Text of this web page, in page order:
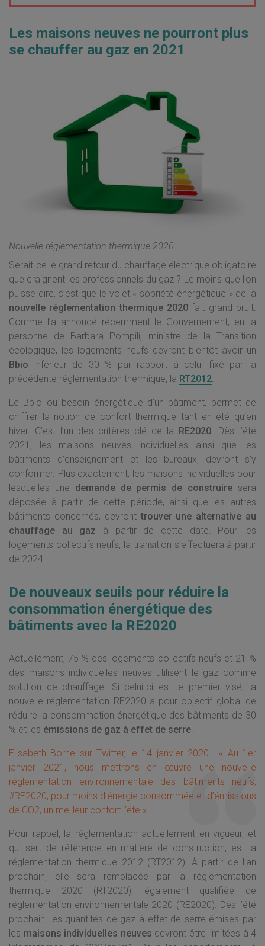
Les maisons neuves ne pourront plus
se chauffer au gaz en 2021
Nouvelle réglementation thermique 2020.
Serait-ce le grand retour du chauffage électrique obligatoire
que craignent les professionnels du gaz ? Le moins que l’on
puisse dire, c’est que le volet « sobriété énergétique » de la
nouvelle réglementation thermique 2020 fait grand bruit.
Comme l’a annoncé récemment le Gouvernement, en la
personne de Barbara Pompili, ministre de la Transition
écologique, les logements neufs devront bientôt avoir un
Bbio inférieur de 30 % par rapport à celui fixé par la
précédente réglementation thermique, la RT2012.
Le Bbio ou besoin énergétique d’un bâtiment, permet de
chiffrer la notion de confort thermique tant en été qu’en
hiver. C’est l’un des critères clé de la RE2020. Dès l’été
2021, les maisons neuves individuelles ainsi que les
bâtiments d’enseignement et les bureaux, devront s’y
conformer. Plus exactement, les maisons individuelles pour
lesquelles une demande de permis de construire sera
déposée à partir de cette période, ainsi que les autres
bâtiments concernés, devronttrouver une alternative au
chauffage au gaz à partir de cette date. Pour les
logements collectifs neufs, la transition s’effectuera à partir
de 2024.
De nouveaux seuils pour réduire la
consommation énergétique des
bâtiments avec la RE2020
Actuellement, 75 % des logements collectifs neufs et 21 %
des maisons individuelles neuves utilisent le gaz comme
solution de chauffage. Si celui-ci est le premier visé, la
nouvelle réglementation RE2020 a pour objectif global de
réduire la consommation énergétique des bâtiments de 30
% et les émissions de gaz à effet de serre.
Elisabeth Borne sur Twitter, le 14 janvier 2020 : « Au 1er
janvier 2021, nous mettrons en œuvre une nouvelle
réglementation environnementale des bâtiments neufs,
#RE2020, pour moins d’énergie consommée et d’émissions
de CO2, un meilleur confort l’été ».
Pour rappel, la réglementation actuellement en vigueur, et
qui sert de référence en matière de construction, est la
réglementation thermique 2012 (RT2012). À partir de l’an
prochain, elle sera remplacée par la réglementation
thermique 2020 (RT2020), également qualifiée de
réglementation environnementale 2020 (RE2020). Dès l’été
prochain, les quantités de gaz à effet de serre émises par
les maisons individuelles neuves devront être limitées à 4